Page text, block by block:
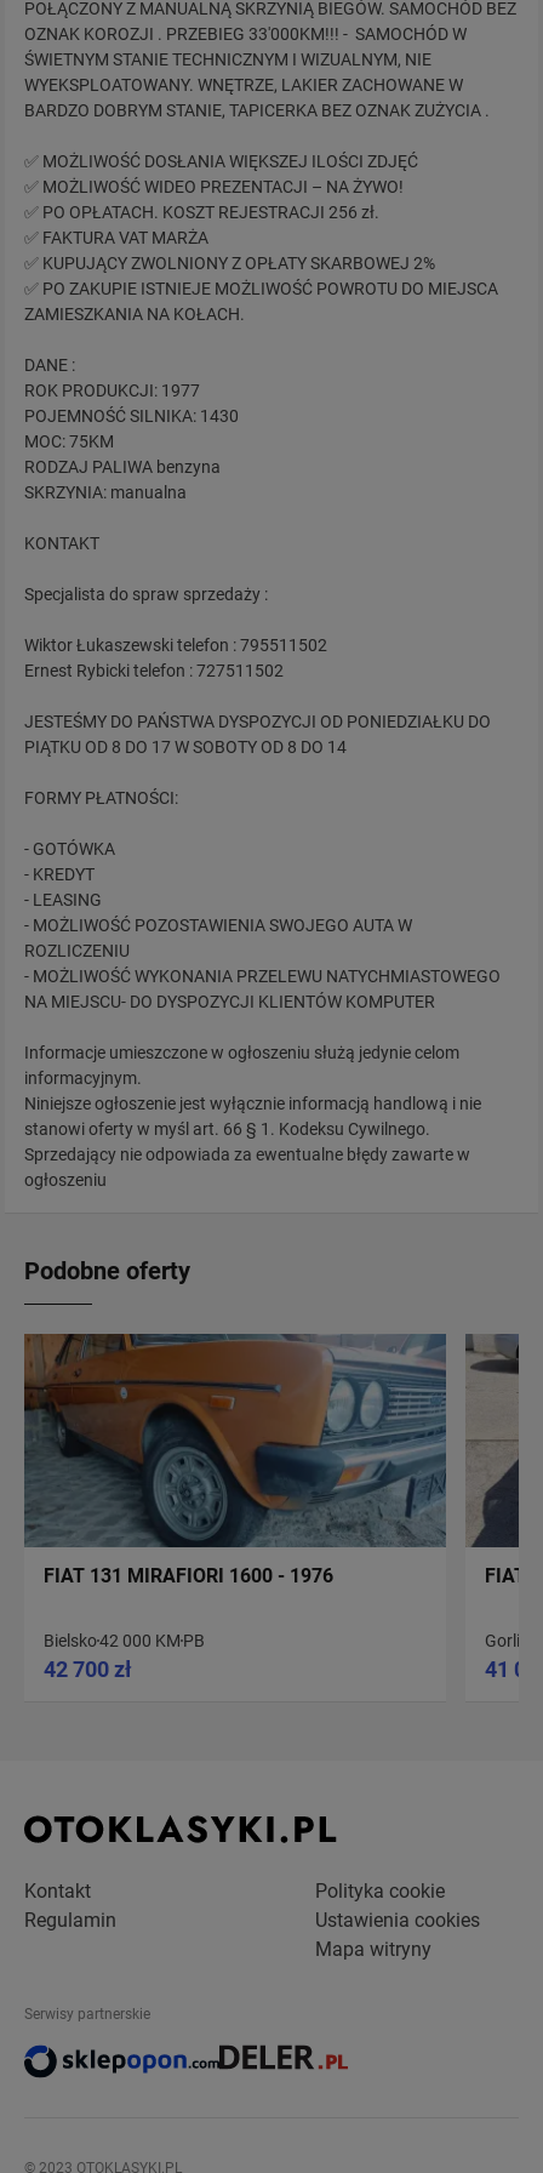
POŁĄCZONY Z MANUALNĄ SKRZYNIĄ BIEGÓW. SAMOCHÓD BEZ
OZNAK KOROZJI . PRZEBIEG 33'000KM!!! - SAMOCHÓD W
ŚWIETNYM STANIE TECHNICZNYM I WIZUALNYM, NIE
WYEKSPLOATOWANY. WNĘTRZE, LAKIER ZACHOWANE W
BARDZO DOBRYM STANIE, TAPICERKA BEZ OZNAK ZUŻYCIA .
✅ MOŻLIWOŚĆ DOSŁANIA WIĘKSZEJ ILOŚCI ZDJĘĆ
✅ MOŻLIWOŚĆ WIDEO PREZENTACJI – NA ŻYWO!
✅ PO OPŁATACH. KOSZT REJESTRACJI 256 zł.
✅ FAKTURA VAT MARŻA
✅ KUPUJĄCY ZWOLNIONY Z OPŁATY SKARBOWEJ 2%
✅ PO ZAKUPIE ISTNIEJE MOŻLIWOŚĆ POWROTU DO MIEJSCA
ZAMIESZKANIA NA KOŁACH.
DANE :
ROK PRODUKCJI: 1977
POJEMNOŚĆ SILNIKA: 1430
MOC: 75KM
RODZAJ PALIWA benzyna
SKRZYNIA: manualna
KONTAKT
Specjalista do spraw sprzedaży :
Wiktor Łukaszewski telefon : 795511502
Ernest Rybicki telefon : 727511502
JESTEŚMY DO PAŃSTWA DYSPOZYCJI OD PONIEDZIAŁKU DO
PIĄTKU OD 8 DO 17 W SOBOTY OD 8 DO 14
FORMY PŁATNOŚCI:
- GOTÓWKA
- KREDYT
- LEASING
- MOŻLIWOŚĆ POZOSTAWIENIA SWOJEGO AUTA W
ROZLICZENIU
- MOŻLIWOŚĆ WYKONANIA PRZELEWU NATYCHMIASTOWEGO
NA MIEJSCU- DO DYSPOZYCJI KLIENTÓW KOMPUTER
Informacje umieszczone w ogłoszeniu służą jedynie celom
informacyjnym.
Niniejsze ogłoszenie jest wyłącznie informacją handlową i nie
stanowi oferty w myśl art. 66 § 1. Kodeksu Cywilnego.
Sprzedający nie odpowiada za ewentualne błędy zawarte w
ogłoszeniu
Podobne oferty
FIAT 131 MIRAFIORI 1600 - 1976
Bielsko42 000 KM PB
42 700 zł
FIAT
Gorlice
41
Kontakt
Regulamin
Polityka cookie
Ustawienia cookies
Mapa witryny
Serwisy partnerskie
© 2023 OTOKLASYKI.PL